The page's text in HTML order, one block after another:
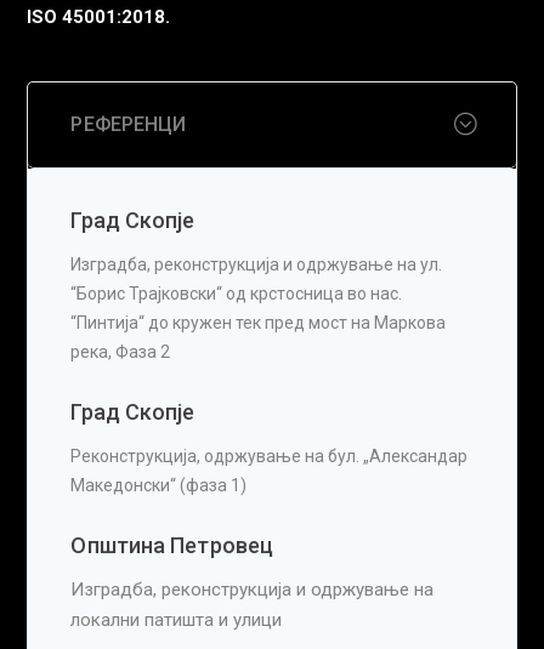
ISO 45001:2018.
РЕФЕРЕНЦИ
Град Скопје
Изградба, реконструкција и одржување на ул.
“Борис Трајковски“ од крстосница во нас.
“Пинтија“ до кружен тек пред мост на Маркова
река, Фаза 2
Град Скопје
Реконструкција, одржување на бул. „Александар
Македонски“ (фаза 1)
Општина Петровец
Изградба, реконструкција и одржување на
локални патишта и улици